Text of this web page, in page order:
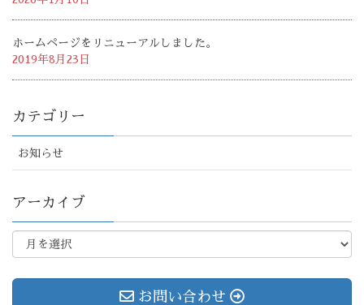
ホームページをリニューアルしました。
2019年8月23日
カテゴリー
お知らせ
アーカイブ
お問い合わせ